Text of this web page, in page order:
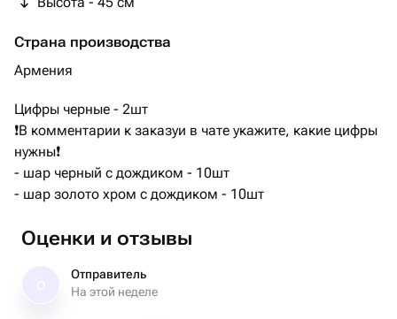
Страна производства
Армения
Цифры черные - 2шт
❗️В комментарии к заказуи в чате укажите, какие цифры
нужны❗️
- шар черный с дождиком - 10шт
- шар золото хром с дождиком - 10шт
Оценки и отзывы
Отправитель
На этой неделе